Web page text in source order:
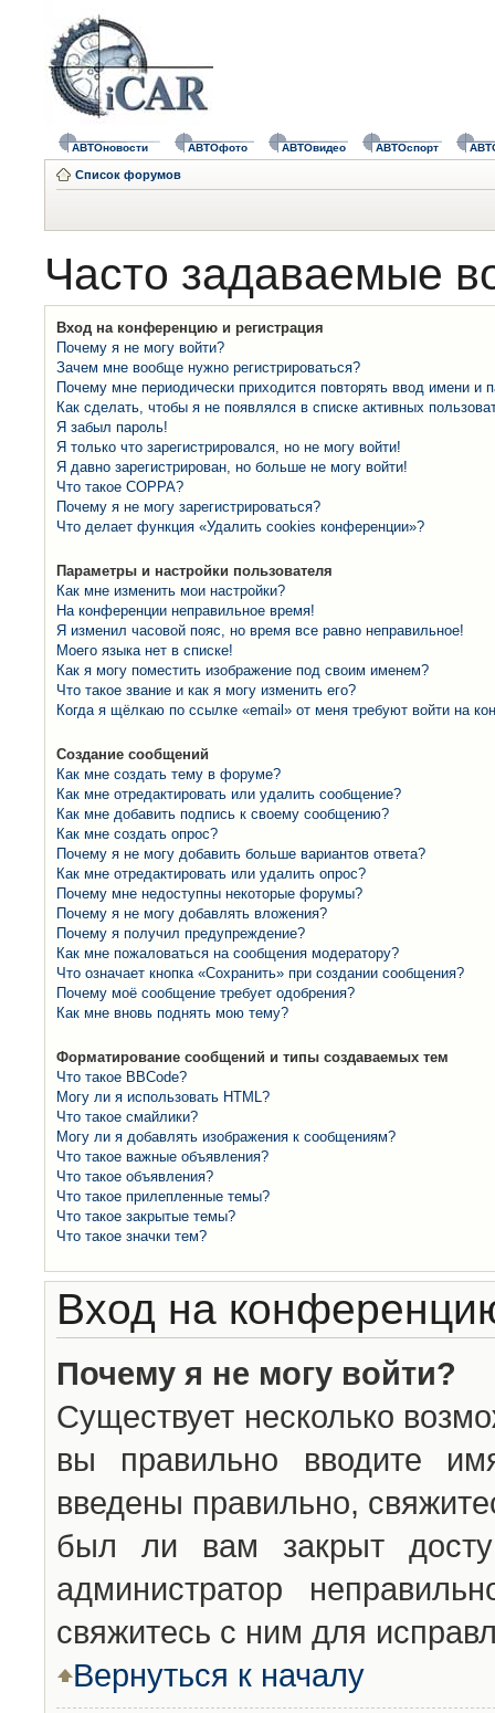
АВТОновости АВТОфото АВТОвидео АВТОспорт
Список форумов
Часто задаваемые
Вход на конференцию и регистрация
Почему я не могу войти?
Зачем мне вообще нужно регистрироваться?
Почему мне периодически приходится повторять ввод имени и
Как сделать, чтобы я не появлялся в списке активных
Я забыл пароль!
Я только что зарегистрировался, но не могу войти!
Я давно зарегистрирован, но больше не могу войти!
Что такое COPPA?
Почему я не могу зарегистрироваться?
Что делает функция «Удалить cookies конференции»?
Параметры и настройки пользователя
Как мне изменить мои настройки?
На конференции неправильное время!
Я изменил часовой пояс, но время все равно неправильное!
Моего языка нет в списке!
Как я могу поместить изображение под своим именем?
Что такое звание и как я могу изменить его?
Когда я щёлкаю по ссылке «email» от меня требуют войти на
Создание сообщений
Как мне создать тему в форуме?
Как мне отредактировать или удалить сообщение?
Как мне добавить подпись к своему сообщению?
Как мне создать опрос?
Почему я не могу добавить больше вариантов ответа?
Как мне отредактировать или удалить опрос?
Почему мне недоступны некоторые форумы?
Почему я не могу добавлять вложения?
Почему я получил предупреждение?
Как мне пожаловаться на сообщения модератору?
Что означает кнопка «Сохранить» при создании сообщения?
Почему моё сообщение требует одобрения?
Как мне вновь поднять мою тему?
Форматирование сообщений и типы создаваемых тем
Что такое BBCode?
Могу ли я использовать HTML?
Что такое смайлики?
Могу ли я добавлять изображения к сообщениям?
Что такое важные объявления?
Что такое объявления?
Что такое прилепленные темы?
Что такое закрытые темы?
Что такое значки тем?
Вход на
Почему я не могу войти?
Существует несколько
вы правильно вводите
введены правильно,
был ли вам закрыт
администратор
свяжитесь с ним для
Вернуться к началу